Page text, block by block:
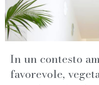
In un contesto
favorevole,